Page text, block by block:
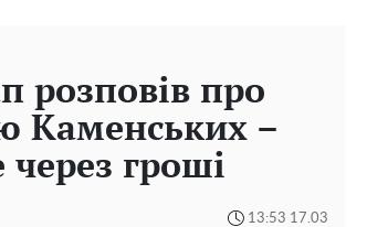
розповів про
Каменських –
гроші
13:53 17.03